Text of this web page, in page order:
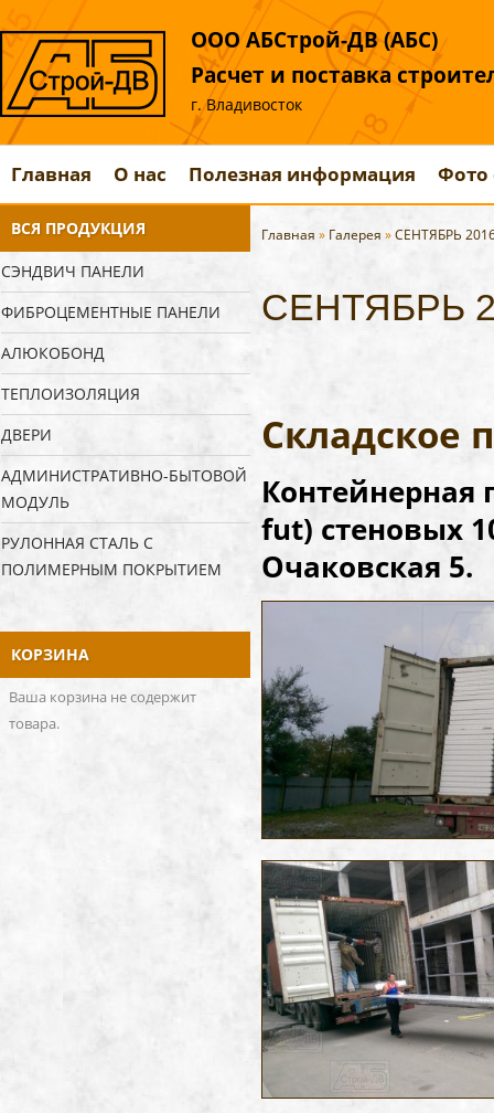
ООО АБСтрой-ДВ (АБС)
Расчет и поставка
г. Владивосток
Главная О нас Полезная информация Фото
ВСЯ ПРОДУКЦИЯ
СЭНДВИЧ ПАНЕЛИ
ФИБРОЦЕМЕНТНЫЕ ПАНЕЛИ
АЛЮКОБОНД
ТЕПЛОИЗОЛЯЦИЯ
ДВЕРИ
АДМИНИСТРАТИВНО-БЫТОВОЙ
МОДУЛЬ
РУЛОННАЯ СТАЛЬ С
ПОЛИМЕРНЫМ ПОКРЫТИЕМ
КОРЗИНА
Ваша корзина не содержит
товара.
Главная » Галерея »СЕНТЯБРЬ
СЕНТЯБРЬ
Складское
Контейнерная
fut) стеновых
Очаковская 5.